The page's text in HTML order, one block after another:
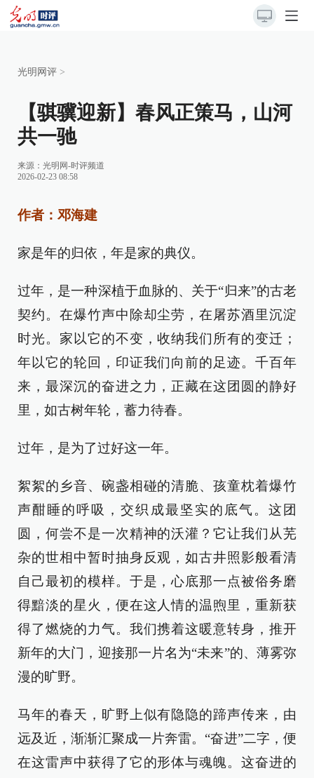
光明网评 >
【骐骥迎新】春风正策马，山河
共一驰
来源： 光明网-时评频道
2026-02-23 08:58
作者：邓海建
家是年的归依，年是家的典仪。
过年，是一种深植于血脉的、关于“归来”的古老
契约。在爆竹声中除却尘劳，在屠苏酒里沉淀
时光。家以它的不变，收纳我们所有的变迁；
年以它的轮回，印证我们向前的足迹。千百年
来，最深沉的奋进之力，正藏在这团圆的静好
里，如古树年轮，蓄力待春。
过年，是为了过好这一年。
絮絮的乡音、碗盏相碰的清脆、孩童枕着爆竹
声酣睡的呼吸，交织成最坚实的底气。这团
圆，何尝不是一次精神的沃灌？它让我们从芜
杂的世相中暂时抽身反观，如古井照影般看清
自己最初的模样。于是，心底那一点被俗务磨
得黯淡的星火，便在这人情的温煦里，重新获
得了燃烧的力气。我们携着这暖意转身，推开
新年的大门，迎接那一片名为“未来”的、薄雾弥
漫的旷野。
马年的春天，旷野上似有隐隐的蹄声传来，由
远及近，渐渐汇聚成一片奔雷。“奋进”二字，便
在这雷声中获得了它的形体与魂魄。这奋进的